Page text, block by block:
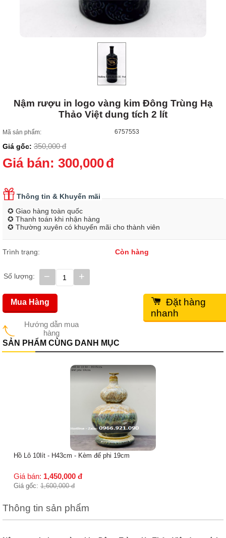
Nậm rượu in logo vàng kim Đông Trùng Hạ
Thảo Việt dung tích 2 lít
Mã sản phẩm: 6757553
Giá gốc: 350,000 đ
Giá bán: 300,000đ
Thông tin & Khuyến mãi
✪ Giao hàng toàn quốc
✪ Thanh toán khi nhận hàng
✪ Thường xuyên có khuyến mãi cho thành viên
Trình trạng: Còn hàng
Số lượng: +
−
Hướng dẫn mua
hàng
Mua Hàng
Đặt hàng
nhanh
SẢN PHẨM CÙNG DANH MỤC
Hồ Lô 10lít - H43cm - Kèm đế phi 19cm
Giá bán: 1,450,000 đ
Giá gốc: 1,600,000 đ
Thông tin sản phẩm